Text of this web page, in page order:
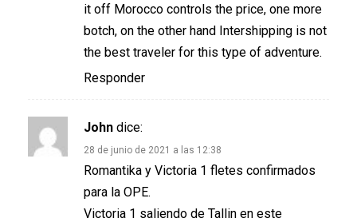
it off Morocco controls the price, one more
botch, on the other hand Intershipping is not
the best traveler for this type of adventure.
Responder
John dice:
28 de junio de 2021 a las 12:38
Romantika y Victoria 1 fletes confirmados
para la OPE.
Victoria 1 saliendo de Tallin en este